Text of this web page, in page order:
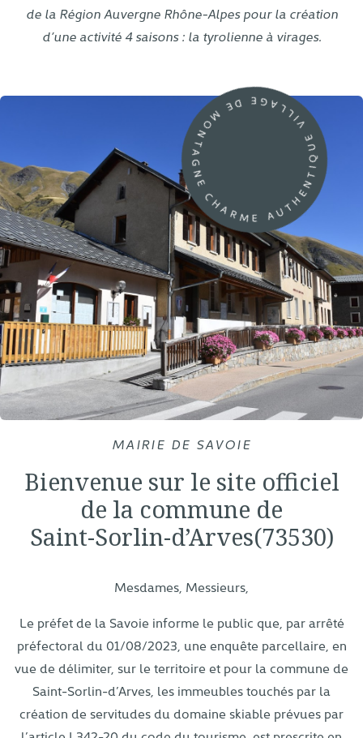
de la Région Auvergne Rhône-Alpes pour la création
d’une activité 4 saisons : la tyrolienne à virages.
MAIRIE DE SAVOIE
Bienvenue sur le site officiel
de la commune de
Saint-Sorlin-d’Arves(73530)
Mesdames, Messieurs,
Le préfet de la Savoie informe le public que, par arrêté
préfectoral du 01/08/2023, une enquête parcellaire, en
vue de délimiter, sur le territoire et pour la commune de
Saint-Sorlin-d’Arves, les immeubles touchés par la
création de servitudes du domaine skiable prévues par
VILLAGE DE MONTAGNE CHARME AUTHENTIQUE